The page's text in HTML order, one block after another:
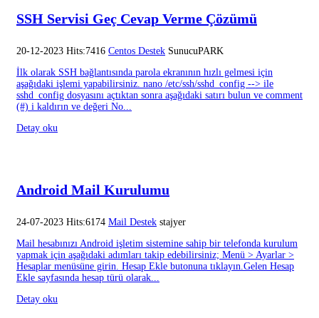
SSH Servisi Geç Cevap Verme Çözümü
20-12-2023 Hits:7416 Centos Destek SunucuPARK
İlk olarak SSH bağlantısında parola ekranının hızlı gelmesi için
aşağıdaki işlemi yapabilirsiniz. nano /etc/ssh/sshd_config --> ile
sshd_config dosyasını açtıktan sonra aşağıdaki satırı bulun ve comment
(#) i kaldırın ve değeri No...
Detay oku
Android Mail Kurulumu
24-07-2023 Hits:6174 Mail Destek stajyer
Mail hesabınızı Android işletim sistemine sahip bir telefonda kurulum
yapmak için aşağıdaki adımları takip edebilirsiniz; Menü > Ayarlar >
Hesaplar menüsüne girin. Hesap Ekle butonuna tıklayın.Gelen Hesap
Ekle sayfasında hesap türü olarak...
Detay oku